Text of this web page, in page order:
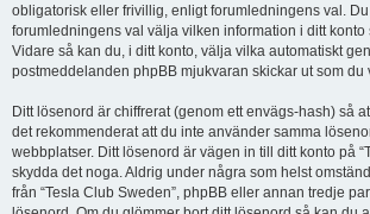
obligatorisk eller frivillig, enligt forumledningens val.
forumledningens val välja vilken information i ditt konto
Vidare så kan du, i ditt konto, välja vilka automatiskt
postmeddelanden phpBB mjukvaran skickar ut som du
Ditt lösenord är chiffrerat (genom ett envägs-hash) så
det rekommenderat att du inte använder samma
webbplatser. Ditt lösenord är vägen in till ditt konto på
skydda det noga. Aldrig under några som helst
från “Tesla Club Sweden”, phpBB eller annan tredje